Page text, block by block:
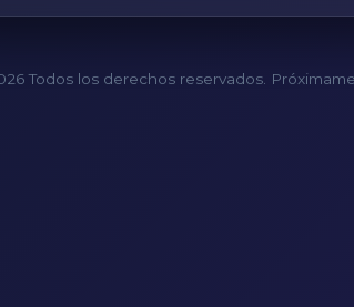
Todos los derechos reservados.